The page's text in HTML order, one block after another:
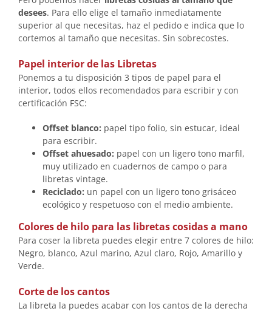
desees. Para ello elige el tamaño inmediatamente
superior al que necesitas, haz el pedido e indica que lo
cortemos al tamaño que necesitas. Sin sobrecostes.
Papel interior de las Libretas
Ponemos a tu disposición 3 tipos de papel para el
interior, todos ellos recomendados para escribir y con
certificación FSC:
Offset blanco: papel tipo folio, sin estucar, ideal
para escribir.
Offset ahuesado: papel con un ligero tono marfil,
muy utilizado en cuadernos de campo o para
libretas vintage.
Reciclado: un papel con un ligero tono grisáceo
ecológico y respetuoso con el medio ambiente.
Colores de hilo para las libretas cosidas a mano
Para coser la libreta puedes elegir entre 7 colores de hilo:
Negro, blanco, Azul marino, Azul claro, Rojo, Amarillo y
Verde.
Corte de los cantos
La libreta la puedes acabar con los cantos de la derecha